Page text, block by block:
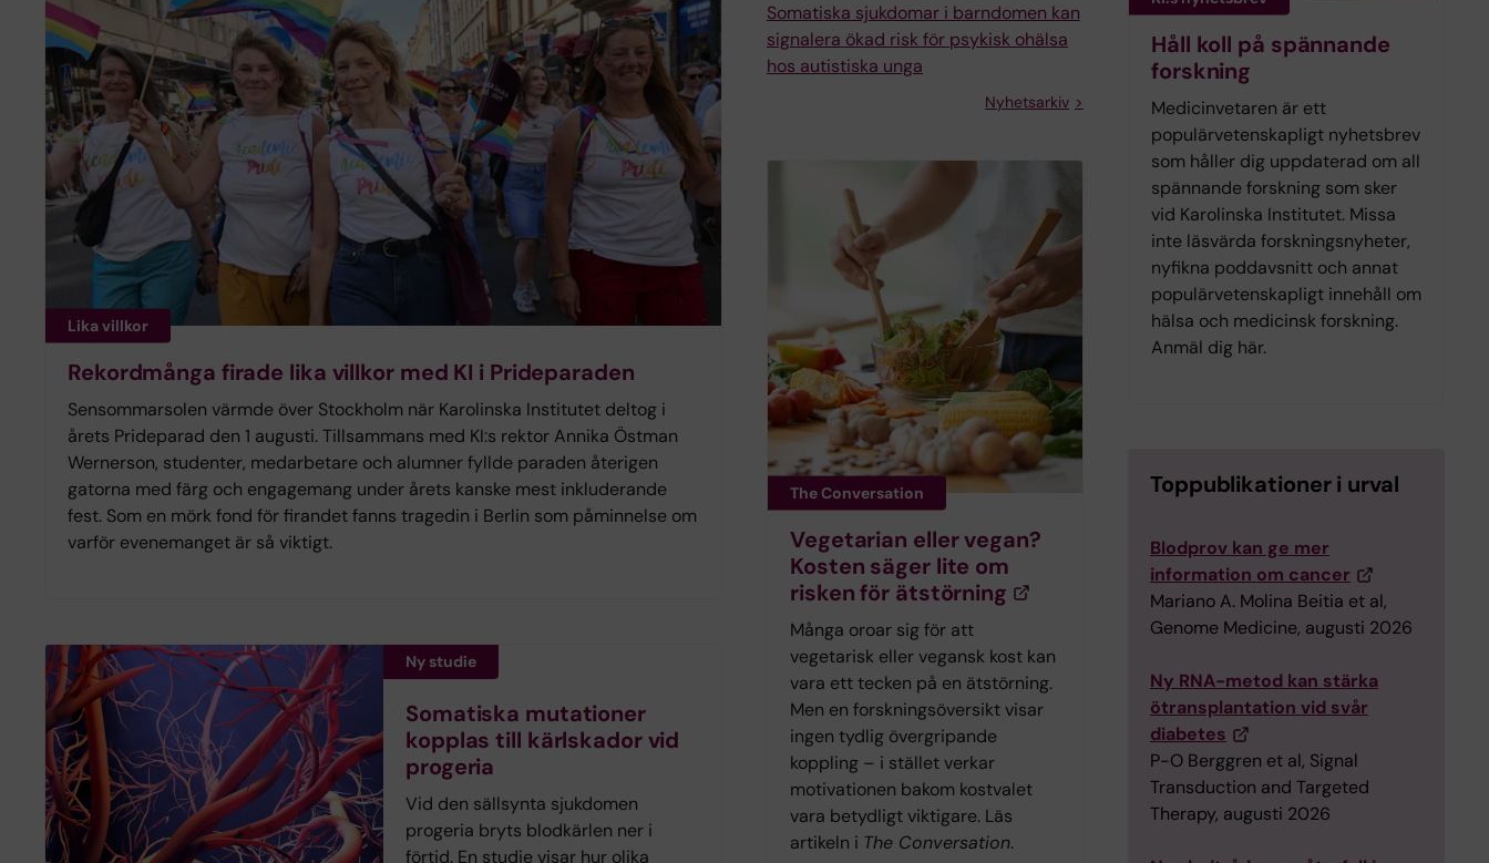
Lika villkor
Rekordmånga firade lika villkor med KI i Prideparaden
Sensommarsolen värmde över Stockholm när Karolinska Institutet deltog i
årets Prideparad den 1 augusti. Tillsammans med KI:s rektor Annika Östman
Wernerson, studenter, medarbetare och alumner fyllde paraden återigen
gatorna med färg och engagemang under årets kanske mest inkluderande
fest. Som en mörk fond för firandet fanns tragedin i Berlin som påminnelse om
varför evenemanget är så viktigt.
Ny studie
Somatiska mutationer
kopplas till kärlskador vid
progeria
Vid den sällsynta sjukdomen
progeria bryts blodkärlen ner i
förtid. En studie visar hur olika
Somatiska sjukdomar i barndomen kan
signalera ökad risk för psykisk ohälsa
hos autistiska unga
Nyhetsarkiv
The Conversation
Vegetarian eller vegan?
Kosten säger lite om
risken för ätstörning
Många oroar sig för att
vegetarisk eller vegansk kost kan
vara ett tecken på en ätstörning.
Men en forskningsöversikt visar
ingen tydlig övergripande
koppling – i stället verkar
motivationen bakom kostvalet
vara betydligt viktigare. Läs
artikeln i The Conversation.
Håll koll på spännande
forskning
Medicinvetaren är ett
populärvetenskapligt nyhetsbrev
som håller dig uppdaterad om all
spännande forskning som sker
vid Karolinska Institutet. Missa
inte läsvärda forskningsnyheter,
nyfikna poddavsnitt och annat
populärvetenskapligt innehåll om
hälsa och medicinsk forskning.
Anmäl dig här.
Toppublikationer i urval
Blodprov kan ge mer
information om cancer
Mariano A. Molina Beitia et al,
Genome Medicine, augusti 2026
Ny RNA-metod kan stärka
ötransplantation vid svår
diabetes
P-O Berggren et al, Signal
Transduction and Targeted
Therapy, augusti 2026